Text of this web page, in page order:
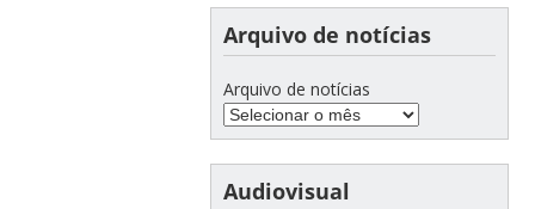
Arquivo de notícias
Arquivo de notícias
Audiovisual